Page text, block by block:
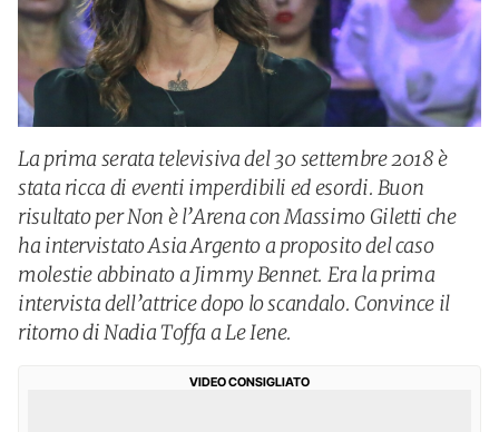
La prima serata televisiva del 30 settembre 2018 è
stata ricca di eventi imperdibili ed esordi. Buon
risultato per Non è l’Arena con Massimo Giletti che
ha intervistato Asia Argento a proposito del caso
molestie abbinato a Jimmy Bennet. Era la prima
intervista dell’attrice dopo lo scandalo. Convince il
ritorno di Nadia Toffa a Le Iene.
VIDEO CONSIGLIATO